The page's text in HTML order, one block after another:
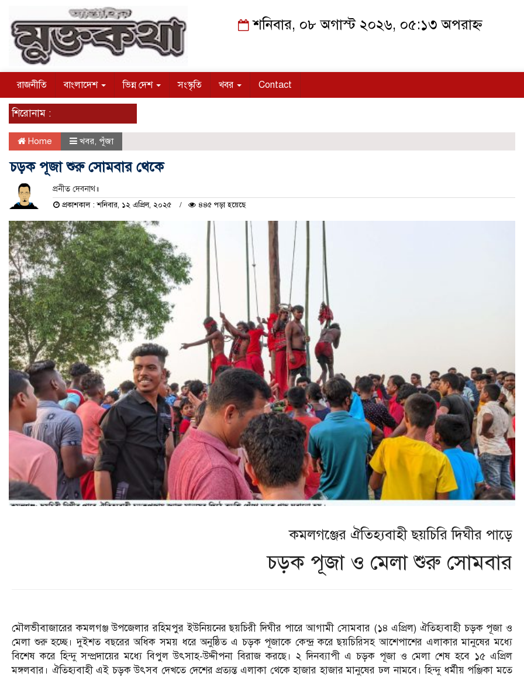
শনিবার, ০৮ অগাস্ট ২০২৬, ০৫:১৩ অপরাহ্ন
রাজনীতি বাংলাদেশ ভিন্ন দেশ সংস্কৃতি খবর Contact
শিরোনাম :
Home খবর, পূঁজা
চড়ক পূজা শুরু সোমবার থেকে
প্রনীত দেবনাথ॥
প্রকাশকাল : শনিবার, ১২ এপ্রিল, ২০২৫ ৪৪৫ পড়া হয়েছে
কমলগঞ্জের ঐতিহ্যবাহী ছয়চিরি দিঘীর পাড়ে
চড়ক পূজা ও মেলা শুরু সোমবার
মৌলভীবাজারের কমলগঞ্জ উপজেলার রহিমপুর ইউনিয়নের ছয়চিরী দিঘীর পারে আগামী সোমবার (১৪ এপ্রিল) ঐতিহ্যবাহী চড়ক পূজা ও
মেলা শুরু হচ্ছে। দুইশত বছরের অধিক সময় ধরে অনুষ্ঠিত এ চড়ক পূজাকে কেন্দ্র করে ছয়চিরিসহ আশেপাশের এলাকার মানুষের মধ্যে
বিশেষ করে হিন্দু সম্প্রদায়ের মধ্যে বিপুল উৎসাহ-উদ্দীপনা বিরাজ করছে। ২ দিনব্যাপী এ চড়ক পূজা ও মেলা শেষ হবে ১৫ এপ্রিল
মঙ্গলবার। ঐতিহ্যবাহী এই চড়ক উৎসব দেখতে দেশের প্রত্যন্ত এলাকা থেকে হাজার হাজার মানুষের ঢল নামবে। হিন্দু ধর্মীয় পঞ্জিকা মতে